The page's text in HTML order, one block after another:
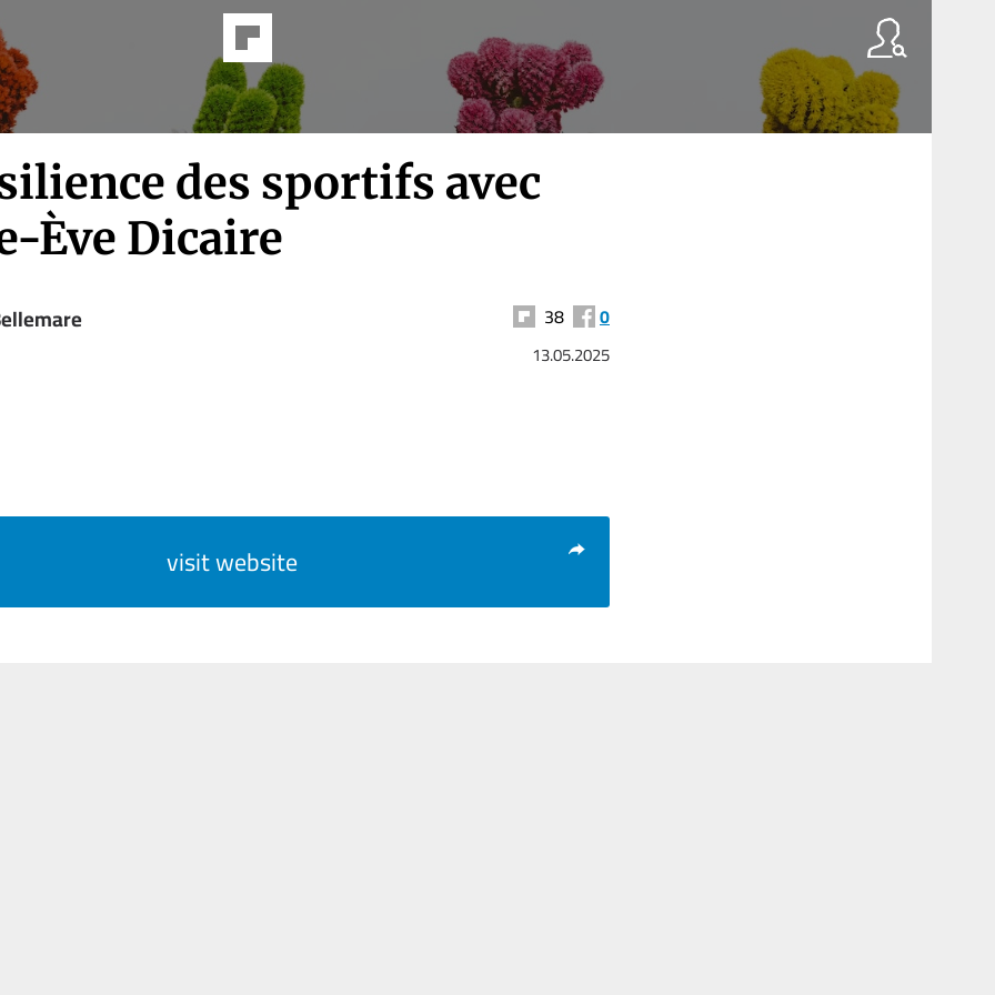
des sportifs avec
Ève Dicaire
38 0
13.05.2025
visit website